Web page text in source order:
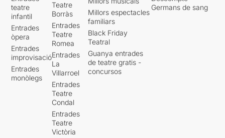
teatre
infantil
Entrades
òpera
Entrades
improvisació
Entrades
monòlegs
Teatre
Borràs
Entrades
Teatre
Romea
Entrades
La
Villarroel
Entrades
Teatre
Condal
Entrades
Teatre
Victòria
Millors espectacles
familiars
Black Friday
Teatral
Guanya entrades
de teatre gratis -
concursos
Germans de sang